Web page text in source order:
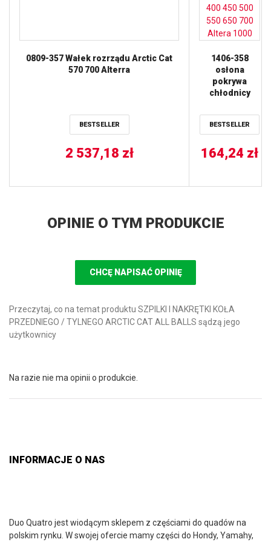
0809-357 Wałek rozrządu Arctic Cat
570 700 Alterra
BESTSELLER
2 537,18 zł
1406-358
osłona
pokrywa
chłodnicy
450 500 550
650 700 Altera
BESTSELLER
164,24 zł
OPINIE O TYM PRODUKCIE
CHCĘ NAPISAĆ OPINIĘ
Przeczytaj, co na temat produktu SZPILKI I NAKRĘTKI KOŁA
PRZEDNIEGO / TYLNEGO ARCTIC CAT ALL BALLS sądzą jego
użytkownicy
Na razie nie ma opinii o produkcie.
INFORMACJE O NAS
Duo Quatro jest wiodącym sklepem z częściami do quadów na
polskim rynku. W swojej ofercie mamy części do Hondy, Yamahy,